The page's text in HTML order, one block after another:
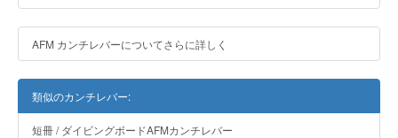
AFM カンチレバーについてさらに詳しく
類似のカンチレバー:
短冊 / ダイビングボードAFMカンチレバー